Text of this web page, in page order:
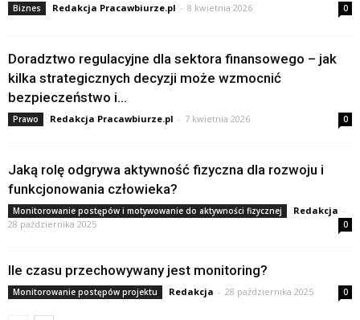
Biznes Redakcja Pracawbiurze.pl - 8 kwietnia 2026 0
Doradztwo regulacyjne dla sektora finansowego – jak
kilka strategicznych decyzji może wzmocnić
bezpieczeństwo i...
Prawo Redakcja Pracawbiurze.pl - 7 kwietnia 2026 0
Jaką rolę odgrywa aktywność fizyczna dla rozwoju i
funkcjonowania człowieka?
Monitorowanie postępów i motywowanie do aktywności fizycznej Redakcja -
28 października 2025
0
Ile czasu przechowywany jest monitoring?
Monitorowanie postępów projektu Redakcja - 28 października 2025 0